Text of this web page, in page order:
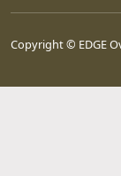
Copyright © EDGE